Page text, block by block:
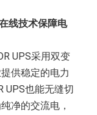
线技术保障电
UPS采用双变
供稳定的电力
UPS也能无缝切
净的交流电，